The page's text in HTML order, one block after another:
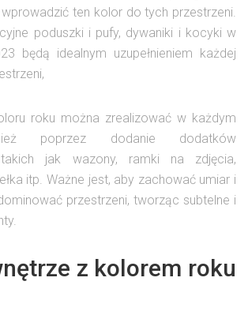
ten kolor do tych przestrzeni.
poduszki i pufy, dywaniki i kocyki w
będą idealnym uzupełnieniem każdej
roku można zrealizować w każdym
poprzez dodanie dodatków
takich jak wazony, ramki na zdjęcia,
itp. Ważne jest, aby zachować umiar i
przestrzeni, tworząc subtelne i
z kolorem roku